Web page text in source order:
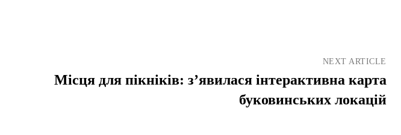
NEXT ARTICLE
Місця для пікніків: з’явилася інтерактивна карта
буковинських локацій